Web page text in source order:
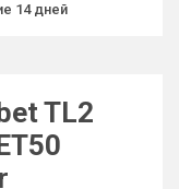
14 дней
TL2